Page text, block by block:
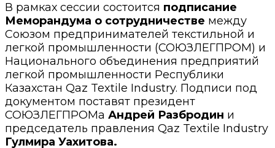
В рамках сессии состоится подписание
Меморандума о сотрудничестве между
Союзом предпринимателей текстильной и
легкой промышленности (СОЮЗЛЕГПРОМ) и
Национального объединения предприятий
легкой промышленности Республики
Казахстан Qaz Textile Industry. Подписи под
документом поставят президент
СОЮЗЛЕГПРОМа Андрей Разбродин и
председатель правления Qaz Textile Industry
Гулмира Уахитова.